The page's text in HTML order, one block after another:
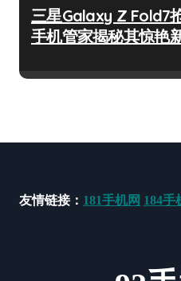
三星Galaxy Z Fold7
手机管家揭秘其惊艳
友情链接： 181手机网 184手